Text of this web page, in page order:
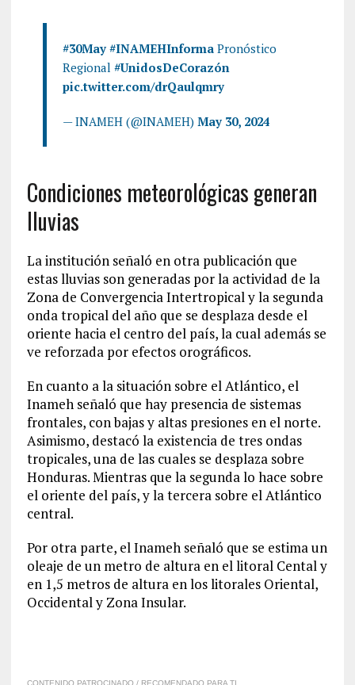
#30May #INAMEHInformaPronóstico
Regional #UnidosDeCorazón
pic.twitter.com/drQaulqmry
— INAMEH (@INAMEH) May 30, 2024
Condiciones meteorológicas generan
lluvias
La institución señaló en otra publicación que
estas lluvias son generadas por la actividad de la
Zona de Convergencia Intertropical y la segunda
onda tropical del año que se desplaza desde el
oriente hacia el centro del país, la cual además se
ve reforzada por efectos orográficos.
En cuanto a la situación sobre el Atlántico, el
Inameh señaló que hay presencia de sistemas
frontales, con bajas y altas presiones en el norte.
Asimismo, destacó la existencia de tres ondas
tropicales, una de las cuales se desplaza sobre
Honduras. Mientras que la segunda lo hace sobre
el oriente del país, y la tercera sobre el Atlántico
central.
Por otra parte, el Inameh señaló que se estima un
oleaje de un metro de altura en el litoral Cental y
en 1,5 metros de altura en los litorales Oriental,
Occidental y Zona Insular.
CONTENIDO PATROCINADO / RECOMENDADO PARA TI